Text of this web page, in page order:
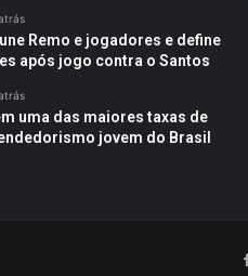
Remo e jogadores e define
após jogo contra o Santos
uma das maiores taxas de
jovem do Brasil